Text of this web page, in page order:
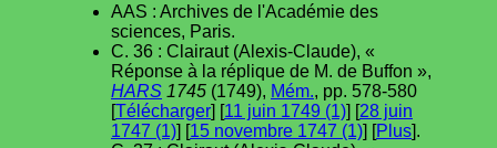
AAS : Archives de l'Académie des
sciences, Paris.
C. 36 : Clairaut (Alexis-Claude), «
Réponse à la réplique de M. de Buffon »,
HARS 1745 (1749), Mém., pp. 578-580
[Télécharger] [11 juin 1749 (1)] [28 juin
1747 (1)] [15 novembre 1747 (1)] [Plus].